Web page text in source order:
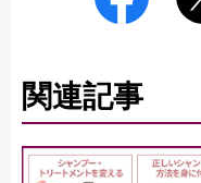
関連記事